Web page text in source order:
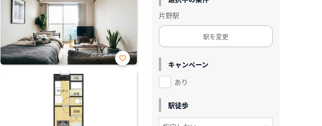
お気
片野駅
駅を変更
キャンペーン
あり
駅徒歩